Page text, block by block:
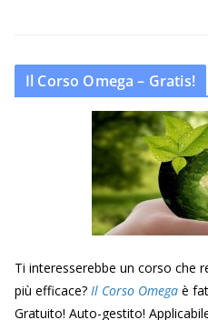
Il Corso Omega – Gratis!
Ti interesserebbe un corso che
più efficace? Il Corso Omega è
Gratuito! Auto-gestito!